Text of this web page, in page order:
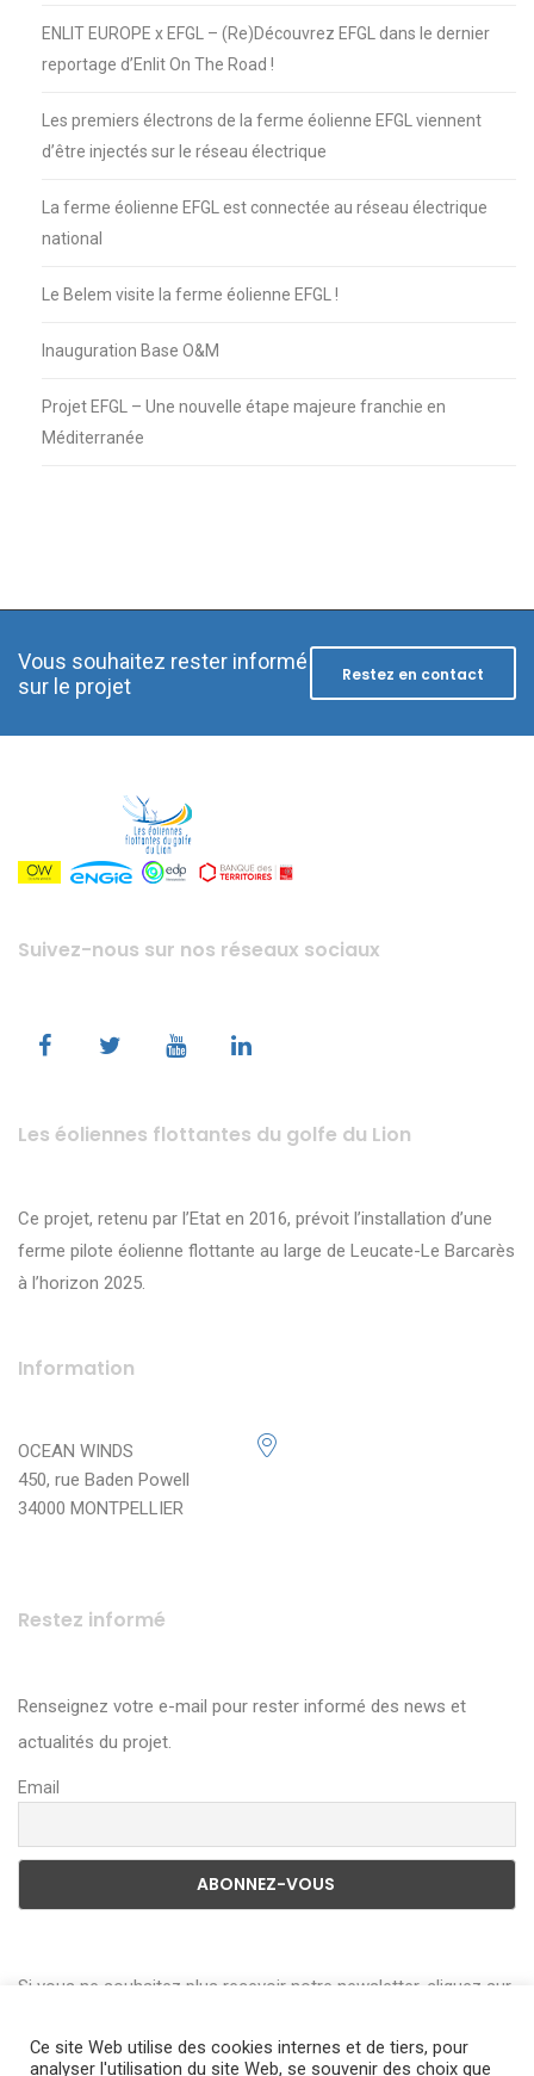
ENLIT EUROPE x EFGL – (Re)Découvrez EFGL dans le dernier
reportage d’Enlit On The Road !
Les premiers électrons de la ferme éolienne EFGL viennent
d’être injectés sur le réseau électrique
La ferme éolienne EFGL est connectée au réseau électrique
national
Le Belem visite la ferme éolienne EFGL !
Inauguration Base O&M
Projet EFGL – Une nouvelle étape majeure franchie en
Méditerranée
Vous souhaitez rester informé
sur le projet
Restez en contact
Suivez-nous sur nos réseaux sociaux
Les éoliennes flottantes du golfe du Lion
Ce projet, retenu par l’Etat en 2016, prévoit l’installation d’une
ferme pilote éolienne flottante au large de Leucate-Le Barcarès
à l’horizon 2025.
Information
OCEAN WINDS
450, rue Baden Powell
34000 MONTPELLIER
Restez informé
Renseignez votre e-mail pour rester informé des news et
actualités du projet.
Email
Si vous ne souhaitez plus recevoir notre newsletter, cliquez sur
Vous pouvez consulter l’historique de l’utilisation de vos
Ce site Web utilise des cookies internes et de tiers, pour
analyser l'utilisation du site Web, se souvenir des choix que